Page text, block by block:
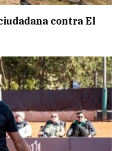
contra El